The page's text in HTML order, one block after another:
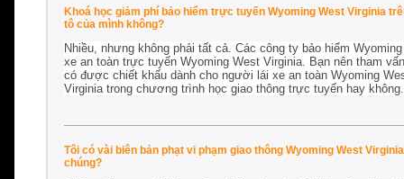
Khoá học giảm phí bảo hiểm trực tuyến Wyoming West Virginia
tô của mình không?
Nhiều, nhưng không phải tất cả. Các công ty bảo hiểm
xe an toàn trực tuyến Wyoming West Virginia. Bạn nên tham
có được chiết khấu dành cho người lái xe an toàn Wyoming
Virginia trong chương trình học giao thông trực tuyến hay không.
Tôi có vài biên bản phạt vi phạm giao thông Wyoming West
chúng?